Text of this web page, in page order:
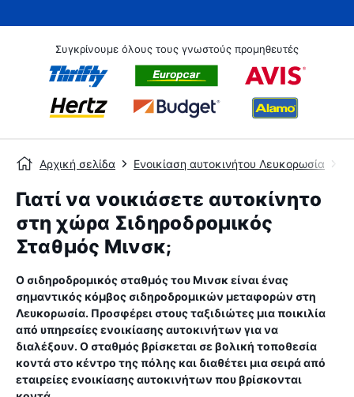
Συγκρίνουμε όλους τους γνωστούς προμηθευτές
Αρχική σελίδα Ενοικίαση αυτοκινήτου Λευκορωσία
Γιατί να νοικιάσετε αυτοκίνητο
στη χώρα Σιδηροδρομικός
Σταθμός Μινσκ;
Ο σιδηροδρομικός σταθμός του Μινσκ είναι ένας
σημαντικός κόμβος σιδηροδρομικών μεταφορών στη
Λευκορωσία. Προσφέρει στους ταξιδιώτες μια ποικιλία
από υπηρεσίες ενοικίασης αυτοκινήτων για να
διαλέξουν. Ο σταθμός βρίσκεται σε βολική τοποθεσία
κοντά στο κέντρο της πόλης και διαθέτει μια σειρά από
εταιρείες ενοικίασης αυτοκινήτων που βρίσκονται